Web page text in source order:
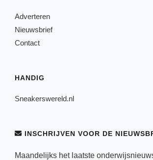
Adverteren
Nieuwsbrief
Contact
HANDIG
Sneakerswereld.nl
INSCHRIJVEN VOOR DE
Maandelijks het laatste